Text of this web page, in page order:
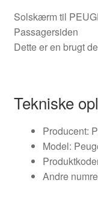
Solskærm til
Passagersiden
Dette er en brugt
Tekniske
Producent:
Model:
Andre